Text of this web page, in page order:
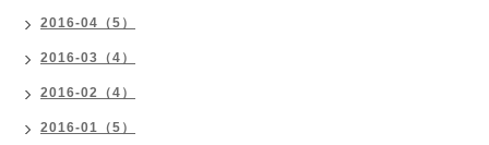
2016-04（5）
2016-03（4）
2016-02（4）
2016-01（5）